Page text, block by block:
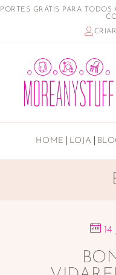
PORTES GRÁTIS PARA
HOME LOJA